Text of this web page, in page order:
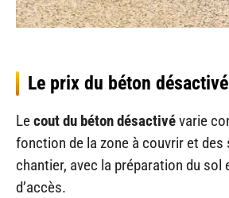
Le prix du béton désactivé
Lecout du béton désactivévarie
fonction de la zone à couvrir et des
chantier, avec la préparation du sol
d’accès.